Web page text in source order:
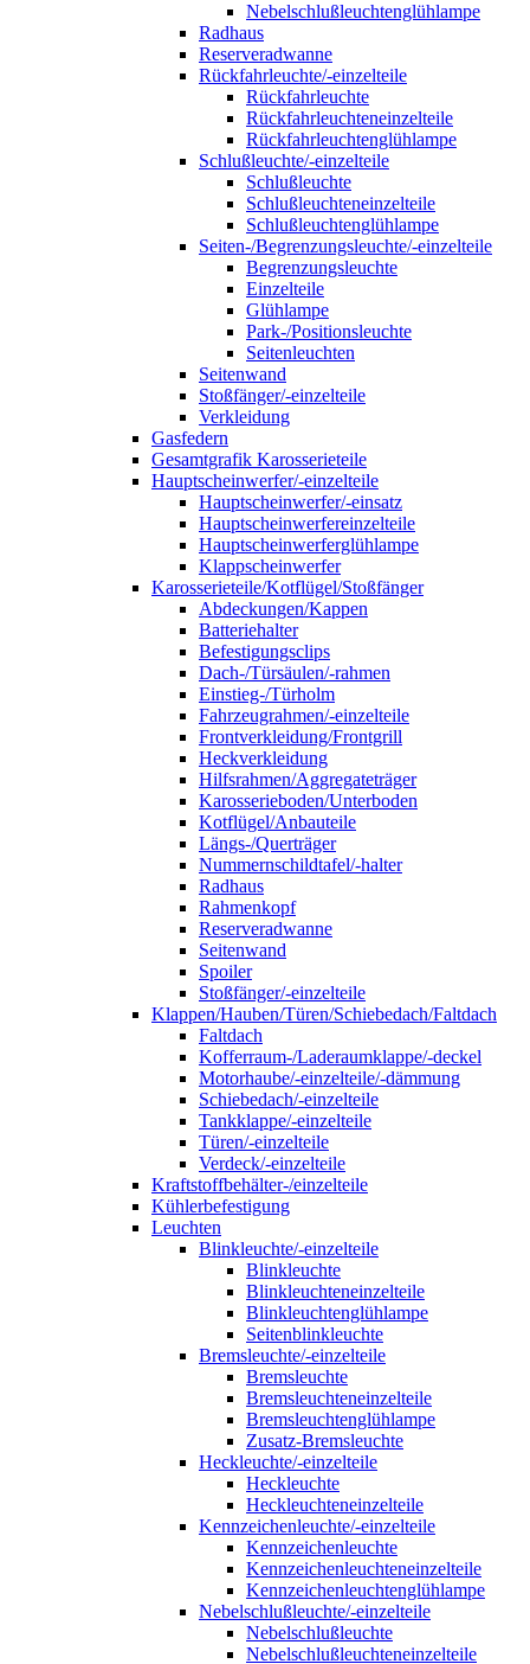
Nebelschlußleuchtenglühlampe
Radhaus
Reserveradwanne
Rückfahrleuchte/-einzelteile
Rückfahrleuchte
Rückfahrleuchteneinzelteile
Rückfahrleuchtenglühlampe
Schlußleuchte/-einzelteile
Schlußleuchte
Schlußleuchteneinzelteile
Schlußleuchtenglühlampe
Seiten-/Begrenzungsleuchte/-einzelteile
Begrenzungsleuchte
Einzelteile
Glühlampe
Park-/Positionsleuchte
Seitenleuchten
Seitenwand
Stoßfänger/-einzelteile
Verkleidung
Gasfedern
Gesamtgrafik Karosserieteile
Hauptscheinwerfer/-einzelteile
Hauptscheinwerfer/-einsatz
Hauptscheinwerfereinzelteile
Hauptscheinwerferglühlampe
Klappscheinwerfer
Karosserieteile/Kotflügel/Stoßfänger
Abdeckungen/Kappen
Batteriehalter
Befestigungsclips
Dach-/Türsäulen/-rahmen
Einstieg-/Türholm
Fahrzeugrahmen/-einzelteile
Frontverkleidung/Frontgrill
Heckverkleidung
Hilfsrahmen/Aggregateträger
Karosserieboden/Unterboden
Kotflügel/Anbauteile
Längs-/Querträger
Nummernschildtafel/-halter
Radhaus
Rahmenkopf
Reserveradwanne
Seitenwand
Spoiler
Stoßfänger/-einzelteile
Klappen/Hauben/Türen/Schiebedach/Faltdach
Faltdach
Kofferraum-/Laderaumklappe/-deckel
Motorhaube/-einzelteile/-dämmung
Schiebedach/-einzelteile
Tankklappe/-einzelteile
Türen/-einzelteile
Verdeck/-einzelteile
Kraftstoffbehälter-/einzelteile
Kühlerbefestigung
Leuchten
Blinkleuchte/-einzelteile
Blinkleuchte
Blinkleuchteneinzelteile
Blinkleuchtenglühlampe
Seitenblinkleuchte
Bremsleuchte/-einzelteile
Bremsleuchte
Bremsleuchteneinzelteile
Bremsleuchtenglühlampe
Zusatz-Bremsleuchte
Heckleuchte/-einzelteile
Heckleuchte
Heckleuchteneinzelteile
Kennzeichenleuchte/-einzelteile
Kennzeichenleuchte
Kennzeichenleuchteneinzelteile
Kennzeichenleuchtenglühlampe
Nebelschlußleuchte/-einzelteile
Nebelschlußleuchte
Nebelschlußleuchteneinzelteile